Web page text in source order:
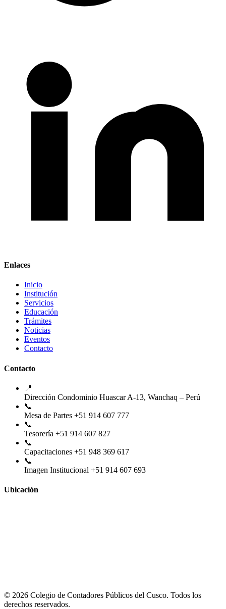
Enlaces
Inicio
Institución
Servicios
Educación
Trámites
Noticias
Eventos
Contacto
Contacto
📍
Dirección Condominio Huascar A-13, Wanchaq – Perú
📞
Mesa de Partes +51 914 607 777
📞
Tesorería +51 914 607 827
📞
Capacitaciones +51 948 369 617
📞
Imagen Institucional +51 914 607 693
Ubicación
© 2026 Colegio de Contadores Públicos del Cusco. Todos los
derechos reservados.